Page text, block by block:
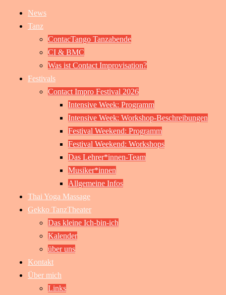
News
Tanz
ContacTango Tanzabende
CI & BMC
Was ist Contact Improvisation?
Festivals
Contact Impro Festival 2026
Intensive Week: Programm
Intensive Week: Workshop-Beschreibungen
Festival Weekend: Programm
Festival Weekend: Workshops
Das Lehrer*innen-Team
Musiker*innen
Allgemeine Infos
Thai Yoga Massage
Gekko TanzTheater
Das kleine Ich-bin-ich
Kalender
über uns
Kontakt
Über mich
Links